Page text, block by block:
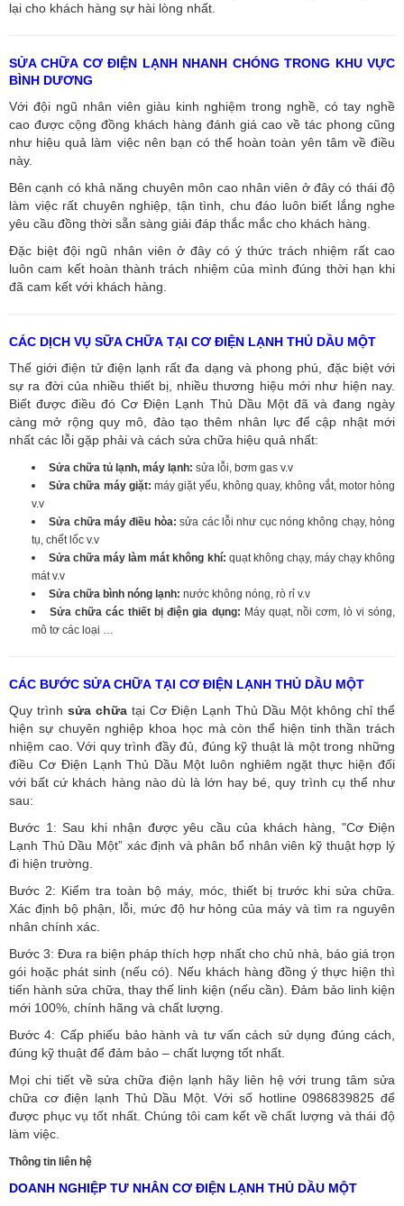
lại cho khách hàng sự hài lòng nhất.
SỬA CHỮA CƠ ĐIỆN LẠNH NHANH CHÓNG TRONG KHU VỰC
BÌNH DƯƠNG
Với đội ngũ nhân viên giàu kinh nghiệm trong nghề, có tay nghề
cao được cộng đồng khách hàng đánh giá cao về tác phong cũng
như hiệu quả làm việc nên bạn có thể hoàn toàn yên tâm về điều
này.
Bên cạnh có khả năng chuyên môn cao nhân viên ở đây có thái độ
làm việc rất chuyên nghiệp, tận tình, chu đáo luôn biết lắng nghe
yêu cầu đồng thời sẵn sàng giải đáp thắc mắc cho khách hàng.
Đặc biệt đội ngũ nhân viên ở đây có ý thức trách nhiệm rất cao
luôn cam kết hoàn thành trách nhiệm của mình đúng thời hạn khi
đã cam kết với khách hàng.
CÁC DỊCH VỤ SỮA CHỮA TẠI CƠ ĐIỆN LẠNH THỦ DẦU MỘT
Thế giới điện tử điện lạnh rất đa dạng và phong phú, đặc biệt với
sự ra đời của nhiều thiết bị, nhiều thương hiệu mới như hiện nay.
Biết được điều đó Cơ Điện Lạnh Thủ Dầu Một đã và đang ngày
càng mở rộng quy mô, đào tạo thêm nhân lực để cập nhật mới
nhất các lỗi gặp phải và cách sửa chữa hiệu quả nhất:
Sửa chữa tủ lạnh, máy lạnh: sửa lỗi, bơm gas v.v
Sửa chữa máy giặt:máy giặt yếu, không quay, không vắt, motor hỏng
v.v
Sửa chữa máy điều hòa: sửa các lỗi như cục nóng không chạy, hỏng
tụ, chết lốc v.v
Sửa chữa máy làm mát không khí: quạt không chạy, máy chạy không
mát v.v
Sửa chữa bình nóng lạnh: nước không nóng, rò rỉ v.v
Sửa chữa các thiết bị điện gia dụng: Máy quạt, nồi cơm, lò vi sóng,
mô tơ các loại …
CÁC BƯỚC SỬA CHỮA TẠI CƠ ĐIỆN LẠNH THỦ DẦU MỘT
Quy trình sửa chữa tại Cơ Điện Lạnh Thủ Dầu Một không chỉ thể
hiện sự chuyên nghiệp khoa học mà còn thể hiện tinh thần trách
nhiệm cao. Với quy trình đầy đủ, đúng kỹ thuật là một trong những
điều Cơ Điện Lạnh Thủ Dầu Một luôn nghiêm ngặt thực hiện đối
với bất cứ khách hàng nào dù là lớn hay bé, quy trình cụ thể như
sau:
Bước 1: Sau khi nhận được yêu cầu của khách hàng, "Cơ Điện
Lạnh Thủ Dầu Một” xác định và phân bổ nhân viên kỹ thuật hợp lý
đi hiện trường.
Bước 2: Kiểm tra toàn bộ máy, móc, thiết bị trước khi sửa chữa.
Xác định bộ phận, lỗi, mức độ hư hỏng của máy và tìm ra nguyên
nhân chính xác.
Bước 3: Đưa ra biện pháp thích hợp nhất cho chủ nhà, báo giá trọn
gói hoặc phát sinh (nếu có). Nếu khách hàng đồng ý thực hiện thì
tiến hành sửa chữa, thay thế linh kiện (nếu cần). Đảm bảo linh kiện
mới 100%, chính hãng và chất lượng.
Bước 4: Cấp phiếu bảo hành và tư vấn cách sử dụng đúng cách,
đúng kỹ thuật để đảm bảo – chất lượng tốt nhất.
Mọi chi tiết về sửa chữa điện lạnh hãy liên hệ với trung tâm sửa
chữa cơ điện lạnh Thủ Dầu Một. Với số hotline 0986839825 để
được phục vụ tốt nhất. Chúng tôi cam kết về chất lượng và thái độ
làm việc.
Thông tin liên hệ
DOANH NGHIỆP TƯ NHÂN CƠ ĐIỆN LẠNH THỦ DẦU MỘT